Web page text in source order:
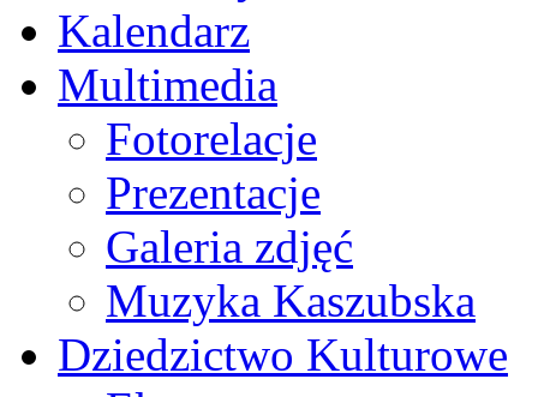
Kalendarz
Multimedia
Fotorelacje
Prezentacje
Galeria zdjęć
Muzyka Kaszubska
Dziedzictwo Kulturowe